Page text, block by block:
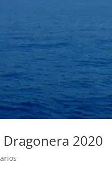
Dragonera 2020